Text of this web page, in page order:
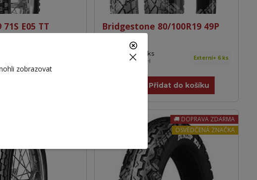
E05 TT
Bridgestone 80/100R19 49P
TW 201 TT
2 019 Kč
ks
bez DPH Externí+ 6 ks
Přidat do košíku
DOPRAVA ZDARMA
OSVĚDČENÁ ZNAČKA
zobrazovat